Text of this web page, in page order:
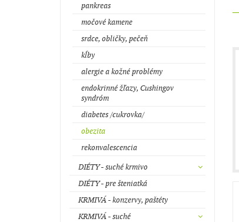
pankreas
močové kamene
srdce, obličky, pečeň
kĺby
alergie a kožné problémy
endokrinné žľazy, Cushingov
syndróm
diabetes /cukrovka/
obezita
rekonvalescencia
DIÉTY - suché krmivo
DIÉTY - pre šteniatká
KRMIVÁ - konzervy, paštéty
KRMIVÁ - suché